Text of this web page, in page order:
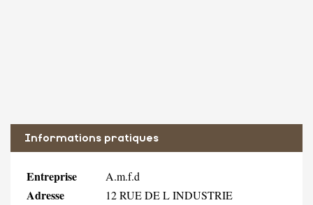
Informations pratiques
Entreprise A.m.f.d
Adresse 12 RUE DE L INDUSTRIE